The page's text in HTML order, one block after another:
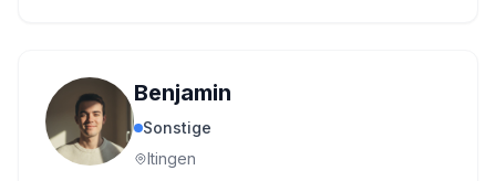
Benjamin
Sonstige
Itingen